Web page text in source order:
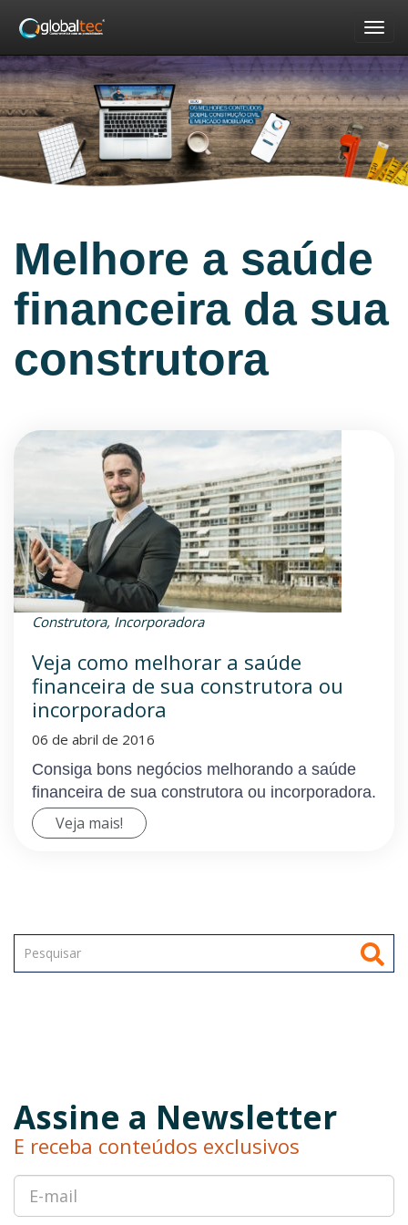
Melhore a saúde
financeira da sua
construtora
Construtora, Incorporadora
Veja como melhorar a saúde
financeira de sua construtora ou
incorporadora
06 de abril de 2016
Consiga bons negócios melhorando a saúde
financeira de sua construtora ou incorporadora.
Veja mais!
Assine a Newsletter
E receba conteúdos exclusivos